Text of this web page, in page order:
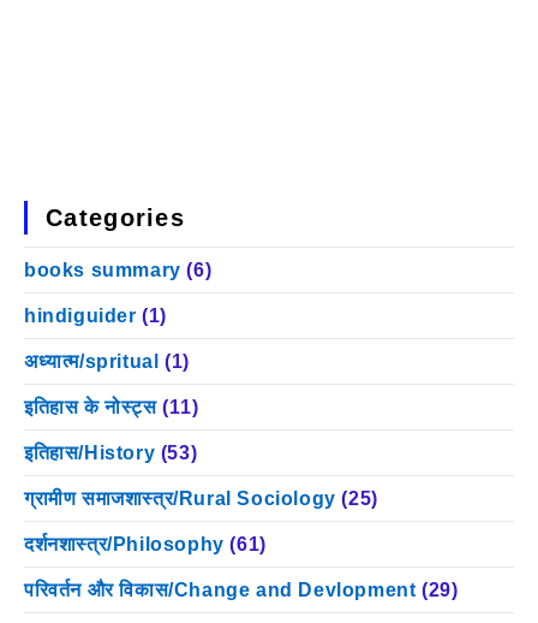
Categories
books summary (6)
hindiguider (1)
अध्यात्म/spritual (1)
इतिहास के नोस्ट्स (11)
इतिहास/History (53)
ग्रामीण समाजशास्त्र/Rural Sociology (25)
दर्शनशास्त्र/Philosophy (61)
परिवर्तन और विकास/Change and Devlopment (29)